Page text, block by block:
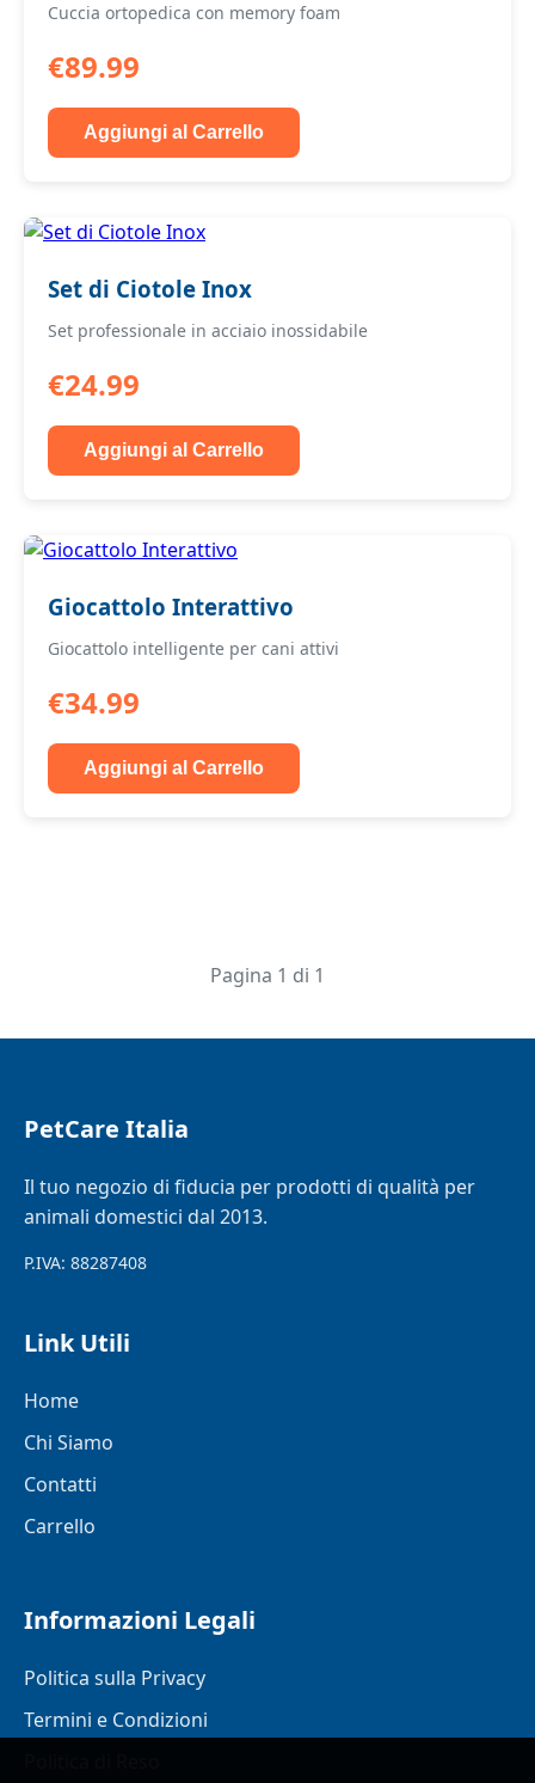
Cuccia ortopedica con memory foam
€89.99
Aggiungi al Carrello
Set di Ciotole Inox
Set professionale in acciaio inossidabile
€24.99
Aggiungi al Carrello
Giocattolo Interattivo
Giocattolo intelligente per cani attivi
€34.99
Aggiungi al Carrello
Pagina 1 di 1
PetCare Italia
Il tuo negozio di fiducia per prodotti di qualità per
animali domestici dal 2013.
P.IVA: 88287408
Link Utili
Home
Chi Siamo
Contatti
Carrello
Informazioni Legali
Politica sulla Privacy
Termini e Condizioni